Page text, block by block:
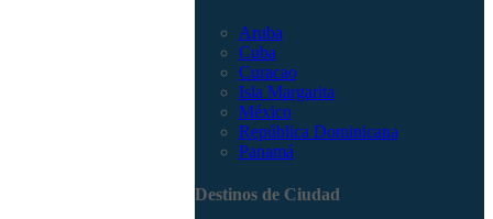
Aruba
Cuba
Curacao
Isla Margarita
México
República Dominicana
Panamá
Destinos de Ciudad